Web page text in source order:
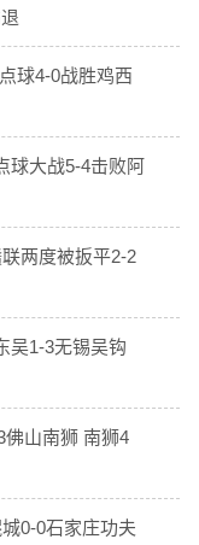
球4-0战胜鸡西
球大战5-4击败阿
两度被扳平2-2
吴1-3无锡吴钩
佛山南狮 南狮4
0-0石家庄功夫